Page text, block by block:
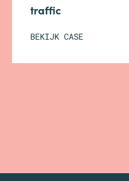
traffic
BEKIJK CASE